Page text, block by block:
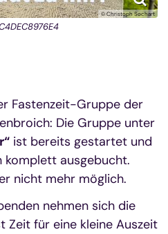
© Christoph Sochart
Fastenzeit-Gruppe der
Die Gruppe unter
ist bereits gestartet und
komplett ausgebucht.
nicht mehr möglich.
nehmen sich die
Zeit für eine kleine Auszeit